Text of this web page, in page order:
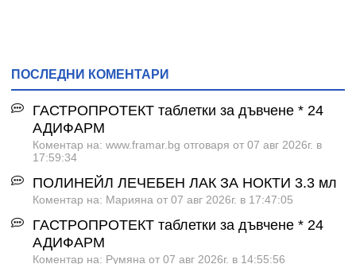
ПОСЛЕДНИ КОМЕНТАРИ
ГАСТРОПРОТЕКТ таблетки за дъвчене * 24
АДИФАРМ
Коментар на: www.framar.bg отговаря от 07 авг 2026г. в
17:59:34
ПОЛИНЕЙЛ ЛЕЧЕБЕН ЛАК ЗА НОКТИ 3.3 мл
Коментар на: Марияна от 07 авг 2026г. в 17:47:05
ГАСТРОПРОТЕКТ таблетки за дъвчене * 24
АДИФАРМ
Коментар на: Румяна от 07 авг 2026г. в 14:55:56